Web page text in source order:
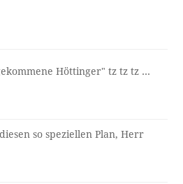
Höttinger" tz tz tz ...
so speziellen Plan, Herr